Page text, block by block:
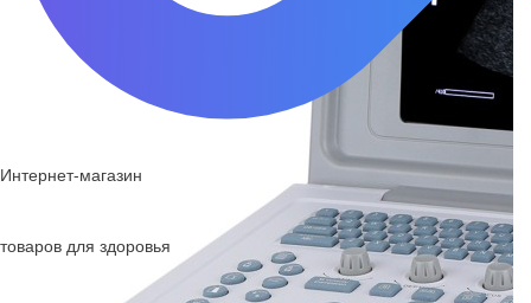
Интернет-магазин
товаров для здоровья